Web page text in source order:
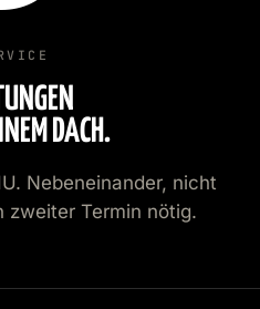
DACH.
Nebeneinander, nicht
zweiter Termin nötig.